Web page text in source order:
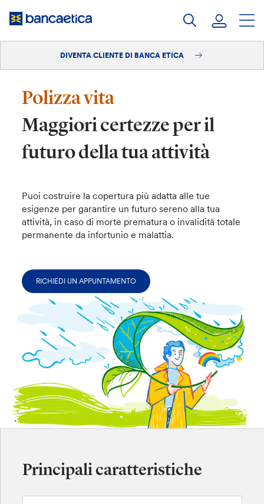
Diventa cliente
DIVENTA CLIENTE DI BANCA ETICA
Polizza vita
Maggiori certezze per il
futuro della tua attività
Puoi costruire la copertura più adatta alle tue
esigenze per garantire un futuro sereno alla tua
attività, in caso di morte prematura o invalidità totale
permanente da infortunio e malattia.
RICHIEDI UN APPUNTAMENTO
Principali caratteristiche